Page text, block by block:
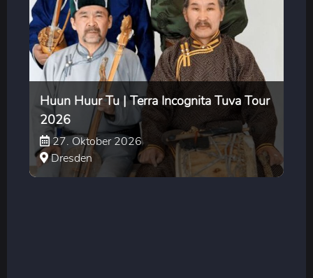
Huun Huur Tu | Terra Incognita Tuva Tour
2026
27. Oktober 2026
Dresden